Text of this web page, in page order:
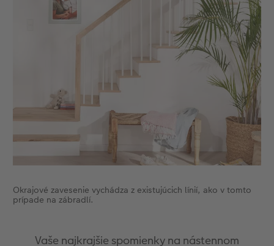
Okrajové zavesenie vychádza z existujúcich línií, ako v tomto
prípade na zábradlí.
Vaše najkrajšie spomienky na nástennom